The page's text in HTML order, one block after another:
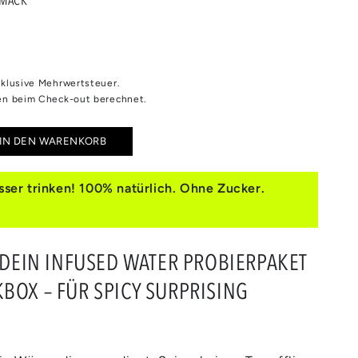
Mehrwertsteuer.
beim Check-out berechnet.
IN DEN WARENKORB
trinken! 100% natürlich. Ohne Zucker.
INFUSED WATER PROBIERPAKET
– FÜR SPICY SURPRISING